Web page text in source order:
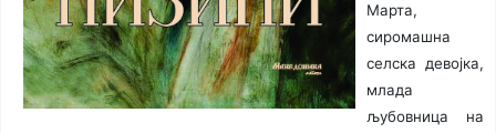
Марта,
сиромашна
селска девојка,
млада
љубовница на